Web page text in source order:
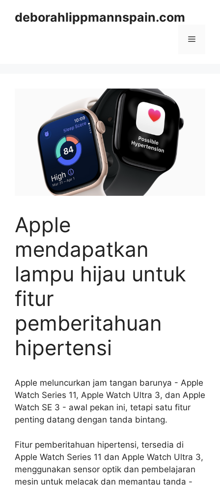
deborahlippmannspain.com
Menu
Apple
mendapatkan
lampu hijau untuk
fitur
pemberitahuan
hipertensi
Apple meluncurkan jam tangan barunya - Apple
Watch Series 11, Apple Watch Ultra 3, dan Apple
Watch SE 3 - awal pekan ini, tetapi satu fitur
penting datang dengan tanda bintang.
Fitur pemberitahuan hipertensi, tersedia di
Apple Watch Series 11 dan Apple Watch Ultra 3,
menggunakan sensor optik dan pembelajaran
mesin untuk melacak dan memantau tanda -